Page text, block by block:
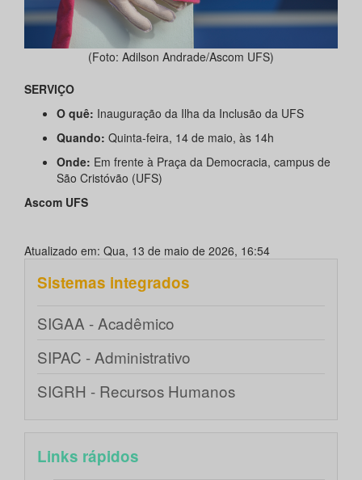
(Foto: Adilson Andrade/Ascom UFS)
SERVIÇO
O quê: Inauguração da Ilha da Inclusão da UFS
Quando: Quinta-feira, 14 de maio, às 14h
Onde: Em frente à Praça da Democracia, campus de
São Cristóvão (UFS)
Ascom UFS
Atualizado em: Qua, 13 de maio de 2026, 16:54
Sistemas integrados
SIGAA - Acadêmico
SIPAC - Administrativo
SIGRH - Recursos Humanos
Links rápidos